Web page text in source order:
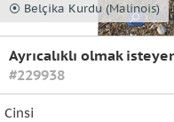
⦿ Belçika Kurdu (Malinois)
Ayrıcalıklı olmak
#229938
Cinsi